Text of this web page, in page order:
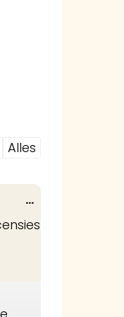
Alles
...Wissel
metabox.